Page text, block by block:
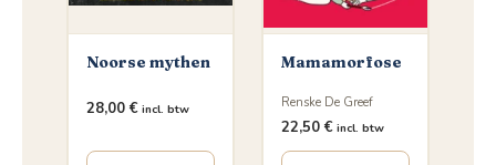
Noorse mythen
28,00 € incl. btw
Mamamorfose
Renske De Greef
22,50 € incl. btw